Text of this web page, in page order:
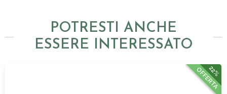
POTRESTI ANCHE
ESSERE INTERESSATO
22%
OFFERTA